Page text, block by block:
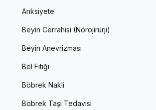
Anksiyete
Beyin Cerrahisi (Nörojirürji)
Beyin Anevrizması
Bel Fıtığı
Böbrek Nakli
Böbrek Taşı Tedavisi